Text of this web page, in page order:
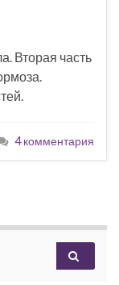
Вторая часть
4 комментария